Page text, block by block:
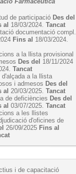
de participació Des del
al 18/03/2024. Tancat
documentació compl.
Fins al 18/03/2024.
a la llista provisional
Des del 18/11/2024
Tancat
d'alçada a la llista
i admesos Des del
al 20/03/2025. Tancat
de deficiències Des del
al 03/07/2025. Tancat
a les llistes
d'oficines de
26/09/2025 Fins al
i de capacitació